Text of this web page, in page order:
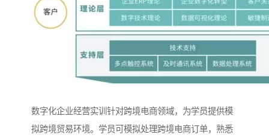
数字化企业经营实训针对跨境电商领域，为学员提供模
拟跨境贸易环境。学员可模拟处理跨境电商订单，熟悉